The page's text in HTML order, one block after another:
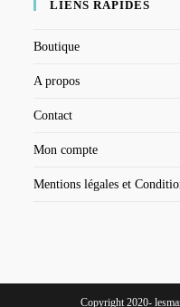
LIENS RAPIDES
Boutique
A propos
Contact
Mon compte
Mentions légales et
Copyright 2020-